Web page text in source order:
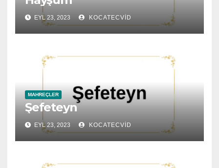
EYL 23, 2023 KOCATECVID
MAHREÇLER
Şefeteyn
EYL 23, 2023 KOCATECVID